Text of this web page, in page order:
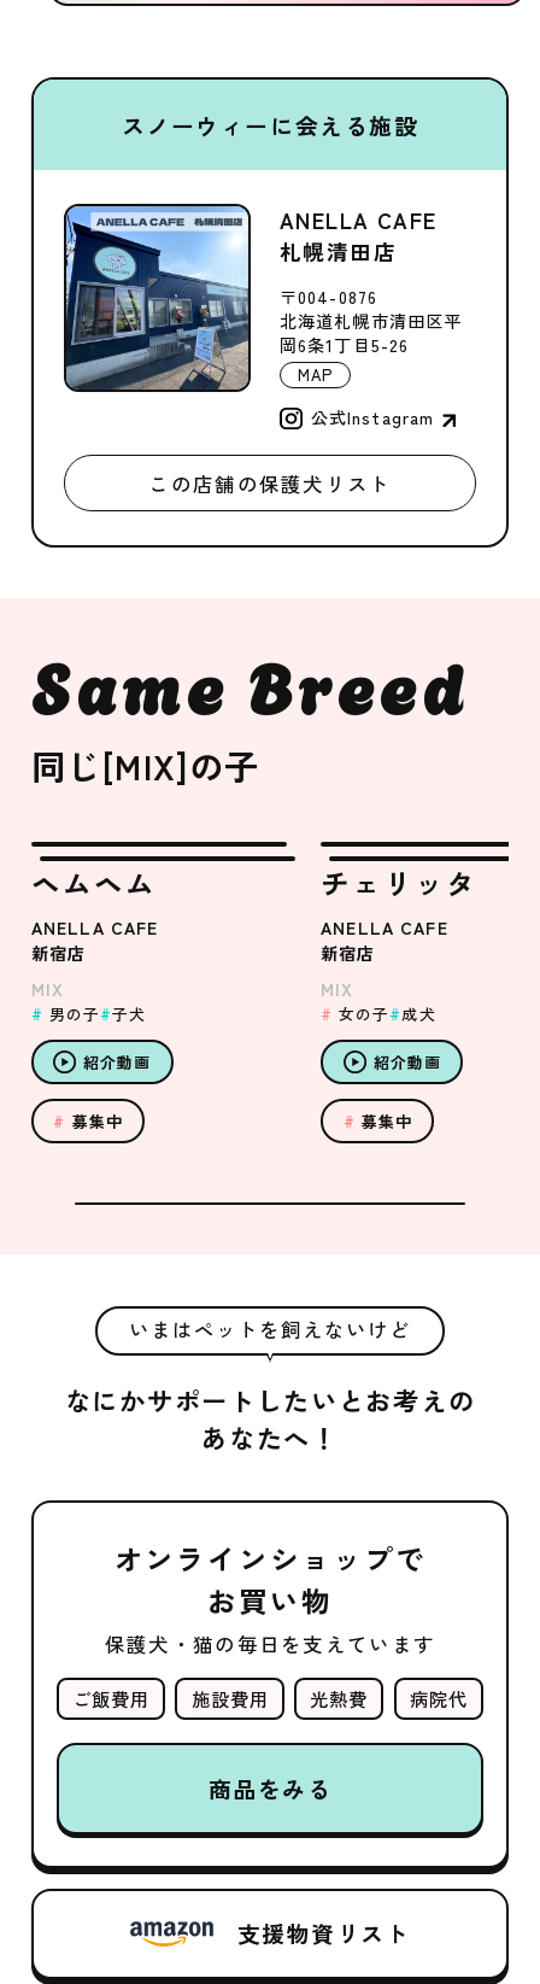
スノーウィーに会える施設
ANELLA CAFE
札幌清田店
〒004-0876
北海道札幌市清田区平
岡6条1丁目5-26
MAP
公式Instagram
この店舗の保護犬リスト
Same Breed
同じ[MIX]の子
ヘムヘム
ANELLA CAFE
新宿店
MIX
男の子 子犬
紹介動画
募集中
チェリッタ
ANELLA CAFE
新宿店
MIX
女の子 成犬
紹介動画
募集中
いまはペットを飼えないけど
なにかサポートしたいとお考えの
あなたへ！
オンラインショップで
お買い物
保護犬・猫の毎日を支えています
ご飯費用 施設費用 光熱費 病院代
商品をみる
支援物資リスト